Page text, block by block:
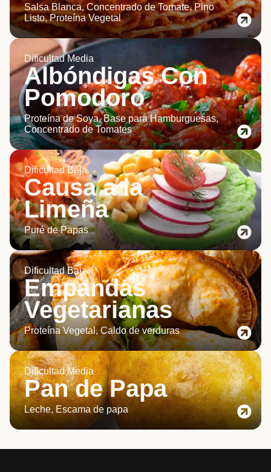
Salsa Blanca, Concentrado de Tomate, Pino
Listo, Proteína Vegetal
Dificultad Media
Albóndigas Con
Pomodoro
Proteína de Soya, Base para Hamburguesas,
Concentrado de Tomates
Dificultad Baja
Causa a la
Limeña
Puré de Papas
Dificultad Baja
Empandas
Vegetarianas
Proteína Vegetal, Caldo de verduras
Dificultad Media
Pan de Papa
Leche, Escama de papa